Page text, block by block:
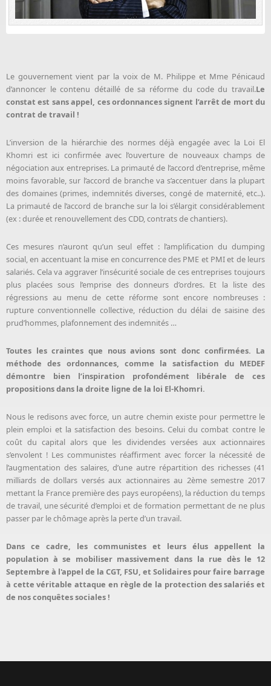
Le gouvernement vient par la voix de M. Philippe et Mme Pénicaud
d’annoncer le contenu détaillé de sa réforme du code du travail.Le
constat est sans appel, ces ordonnances signent l’arrêt de mort du
contrat de travail !
L’inversion de la hiérarchie des normes déjà engagée avec la Loi El
Khomri est ici confirmée avec l’ouverture de nouveaux champs de
négociation aux entreprises. La primauté de l’accord d’entreprise, même
moins favorable, sur l’accord de branche va s’accentuer dans la plupart
des domaines (primes, indemnités diverses, congé de maternité, etc..).
La primauté de l’accord de branche sur la loi s’élargit considérablement
(ex : durée et renouvellement des CDD, contrats de chantiers).
Ces mesures n’auront qu’un seul effet : l’amplification du dumping
social, en accentuant la mise en concurrence des PME et PMI et de leurs
salariés. Cela va aggraver l’insécurité sociale de ces entreprises toujours
plus placées sous l’emprise des donneurs d’ordres. Et la liste des
régressions au menu de cette réforme sont encore nombreuses :
rupture conventionnelle collective, réduction du délai de saisine des
prud’hommes, plafonnement des indemnités …
Toutes les craintes que nous avions sont donc confirmées. La
méthode des ordonnances, comme la satisfaction du MEDEF
démontre bien l’inspiration profondément libérale de ces
propositions dans la droite ligne de la loi El-Khomri.
Nous le redisons avec force, un autre chemin existe pour permettre le
plein emploi et la satisfaction des besoins. Celui du combat contre le
coût du capital alors que les dividendes versées aux actionnaires
s’envolent ! Les communistes réaffirment avec forcer la nécessité de
l’augmentation des salaires, d’une autre répartition des richesses (41
milliards de dollars versés aux actionnaires au 2ème semestre 2017
mettant la France première des pays européens), la réduction du temps
de travail, une sécurité d’emploi et de formation permettant de ne plus
passer par le chômage après la perte d’un travail.
Dans ce cadre, les communistes et leurs élus appellent la
population à se mobiliser massivement dans la rue dès le 12
Septembre à l'appel de la CGT, FSU, et Solidaires pour faire barrage
à cette véritable attaque en règle de la protection des salariés et
de nos conquêtes sociales !